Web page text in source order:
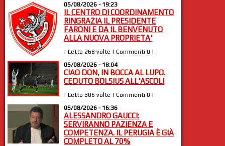
05/08/2026 - 19:23
IL CENTRO DI COORDINAMENTO
RINGRAZIA IL PRESIDENTE
FARONI E DA IL BENVENUTO
ALLA NUOVA PROPRIETA'
| Letto 268 volte | Commenti 0 |
05/08/2026 - 18:04
CIAO DON, IN BOCCA AL LUPO.
CEDUTO BOLSIUS ALL'ASCOLI
| Letto 306 volte | Commenti 0 |
05/08/2026 - 16:36
ALESSANDRO GAUCCI:
SERVIRANNO PAZIENZA E
COMPETENZA. IL PERUGIA È GIÀ
COMPLETO AL 70%